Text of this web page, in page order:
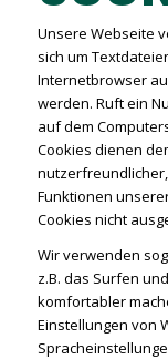
Unsere Webseite
sich um
Internetbrowser
werden. Ruft ein
auf dem
Cookies dienen
Funktionen
Cookies nicht
Wir verwenden
z.B. das Surfen
komfortabler
Einstellungen von